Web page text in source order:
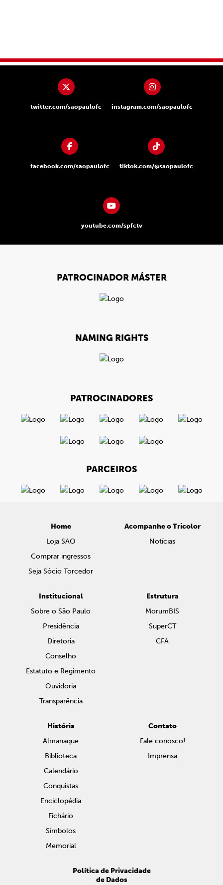
twitter.com/saopaulofc instagram.com/saopaulofc
facebook.com/saopaulofc tiktok.com/@saopaulofc
youtube.com/spfctv
PATROCINADOR MÁSTER
NAMING RIGHTS
PATROCINADORES
PARCEIROS
Home
Loja SAO
Comprar ingressos
Seja Sócio Torcedor
Acompanhe o Tricolor
Notícias
Institucional
Sobre o São Paulo
Presidência
Diretoria
Conselho
Estatuto e Regimento
Ouvidoria
Transparência
Estrutura
MorumBIS
SuperCT
CFA
História
Almanaque
Biblioteca
Calendário
Conquistas
Enciclopédia
Fichário
Símbolos
Memorial
Contato
Fale conosco!
Imprensa
Política de Privacidade
de Dados